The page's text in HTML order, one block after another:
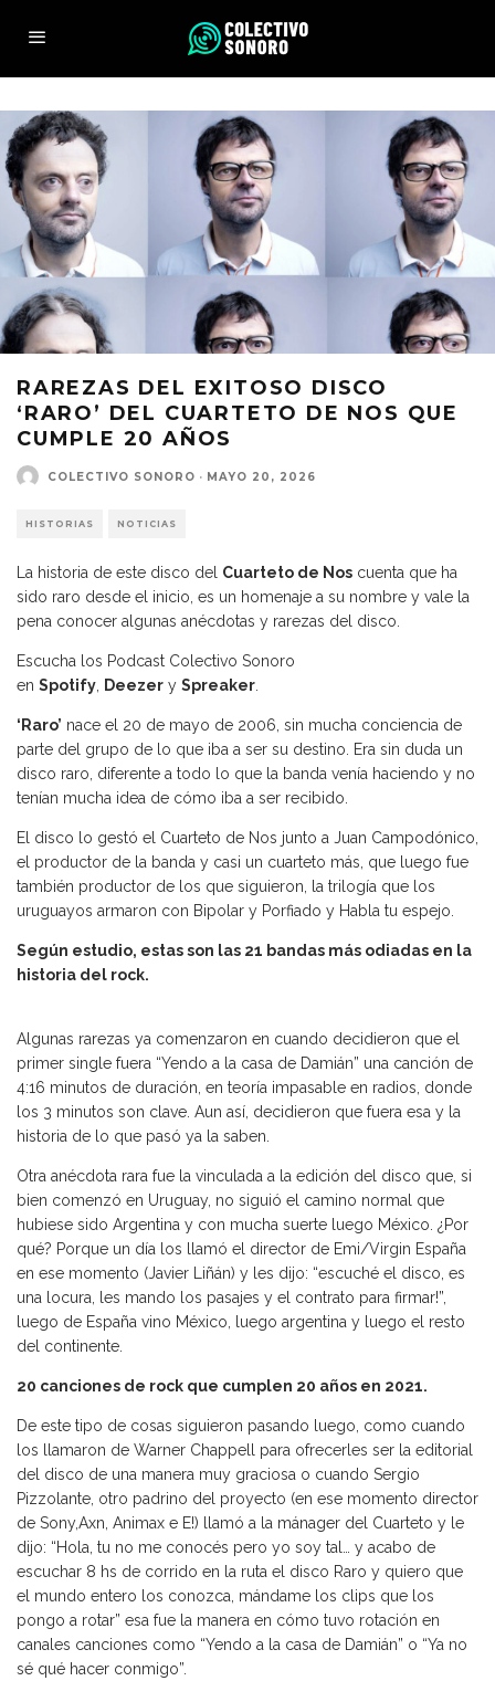
RAREZAS DEL EXITOSO DISCO
‘RARO’ DEL CUARTETO DE NOS QUE
CUMPLE 20 AÑOS
COLECTIVO SONORO · MAYO 20, 2026
HISTORIAS NOTICIAS
La historia de este disco del Cuarteto de Nos cuenta que ha
sido raro desde el inicio, es un homenaje a su nombre y vale la
pena conocer algunas anécdotas y rarezas del disco.
Escucha los Podcast Colectivo Sonoro
en Spotify, Deezer y Spreaker.
‘Raro’ nace el 20 de mayo de 2006, sin mucha conciencia de
parte del grupo de lo que iba a ser su destino. Era sin duda un
disco raro, diferente a todo lo que la banda venía haciendo y no
tenían mucha idea de cómo iba a ser recibido.
El disco lo gestó el Cuarteto de Nos junto a Juan Campodónico,
el productor de la banda y casi un cuarteto más, que luego fue
también productor de los que siguieron, la trilogía que los
uruguayos armaron con Bipolar y Porfiado y Habla tu espejo.
Según estudio, estas son las 21 bandas más odiadas en la
historia del rock.
Algunas rarezas ya comenzaron en cuando decidieron que el
primer single fuera “Yendo a la casa de Damián” una canción de
4:16 minutos de duración, en teoría impasable en radios, donde
los 3 minutos son clave. Aun así, decidieron que fuera esa y la
historia de lo que pasó ya la saben.
Otra anécdota rara fue la vinculada a la edición del disco que, si
bien comenzó en Uruguay, no siguió el camino normal que
hubiese sido Argentina y con mucha suerte luego México. ¿Por
qué? Porque un día los llamó el director de Emi/Virgin España
en ese momento (Javier Liñán) y les dijo: “escuché el disco, es
una locura, les mando los pasajes y el contrato para firmar!”,
luego de España vino México, luego argentina y luego el resto
del continente.
20 canciones de rock que cumplen 20 años en 2021.
De este tipo de cosas siguieron pasando luego, como cuando
los llamaron de Warner Chappell para ofrecerles ser la editorial
del disco de una manera muy graciosa o cuando Sergio
Pizzolante, otro padrino del proyecto (en ese momento director
de Sony,Axn, Animax e E!) llamó a la mánager del Cuarteto y le
dijo: “Hola, tu no me conocés pero yo soy tal… y acabo de
escuchar 8 hs de corrido en la ruta el disco Raro y quiero que
el mundo entero los conozca, mándame los clips que los
pongo a rotar” esa fue la manera en cómo tuvo rotación en
canales canciones como “Yendo a la casa de Damián” o “Ya no
sé qué hacer conmigo”.